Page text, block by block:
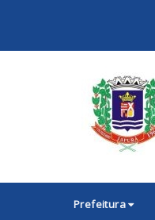
Prefeitura